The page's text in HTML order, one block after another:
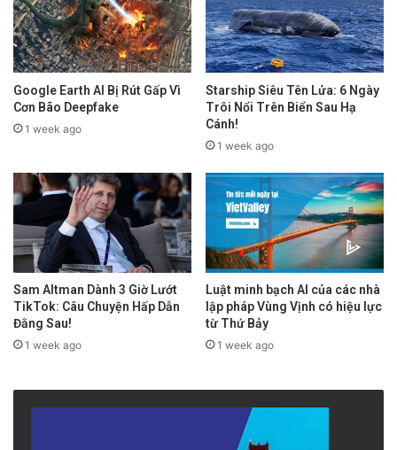
Google Earth AI Bị Rút Gấp Vì
Cơn Bão Deepfake
1 week ago
Starship Siêu Tên Lửa: 6 Ngày
Trôi Nổi Trên Biển Sau Hạ
Cánh!
1 week ago
Sam Altman Dành 3 Giờ Lướt
TikTok: Câu Chuyện Hấp Dẫn
Đằng Sau!
1 week ago
Luật minh bạch AI của các nhà
lập pháp Vùng Vịnh có hiệu lực
từ Thứ Bảy
1 week ago